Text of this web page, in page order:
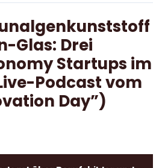
Glas: Drei
Startups im
Podcast vom
Day”)